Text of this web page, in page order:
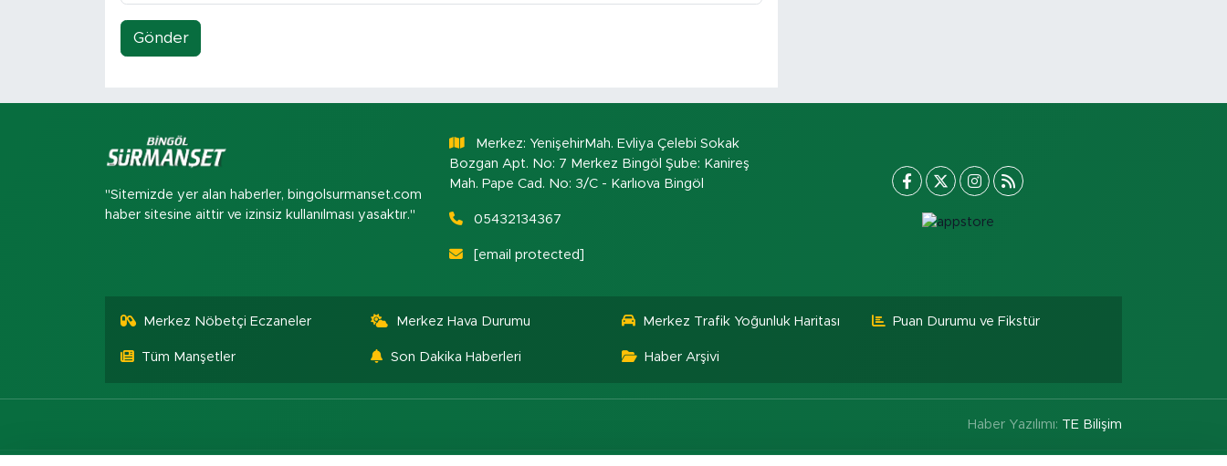
Gönder
"Sitemizde yer alan haberler, bingolsurmanset.com
haber sitesine aittir ve izinsiz kullanılması yasaktır."
Merkez: YenişehirMah. Evliya Çelebi Sokak
Bozgan Apt. No: 7 Merkez Bingöl Şube: Kanireş
Mah. Pape Cad. No: 3/C - Karlıova Bingöl
05432134367
[email protected]
Merkez Nöbetçi Eczaneler Merkez Hava Durumu Merkez Trafik Yoğunluk Haritası Puan Durumu ve Fikstür
Tüm Manşetler Son Dakika Haberleri Haber Arşivi
Haber Yazılımı: TE Bilişim